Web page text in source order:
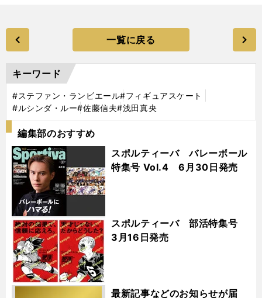
一覧に戻る
キーワード
#ステファン・ランビエール#フィギュアスケート
#ルシンダ・ルー#佐藤信夫#浅田真央
編集部のおすすめ
スポルティーバ バレーボール
特集号 Vol.4 6月30日発売
スポルティーバ 部活特集号
3月16日発売
最新記事などのお知らせが届